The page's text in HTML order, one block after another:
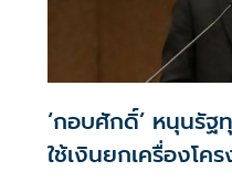
‘กอบศักดิ์’ หนุนรัฐ
ใช้เงินยกเครื่องโค